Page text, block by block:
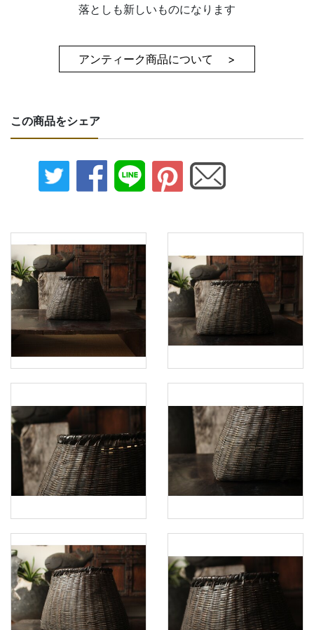
落としも新しいものになります
アンティーク商品について >
この商品をシェア